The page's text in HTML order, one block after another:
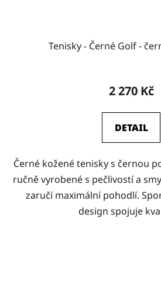
Tenisky - Černé Golf -
2 270 Kč
DETAIL
Černé kožené tenisky s černou
ručně vyrobené s pečlivostí a
zaručí maximální pohodlí.
design spojuje